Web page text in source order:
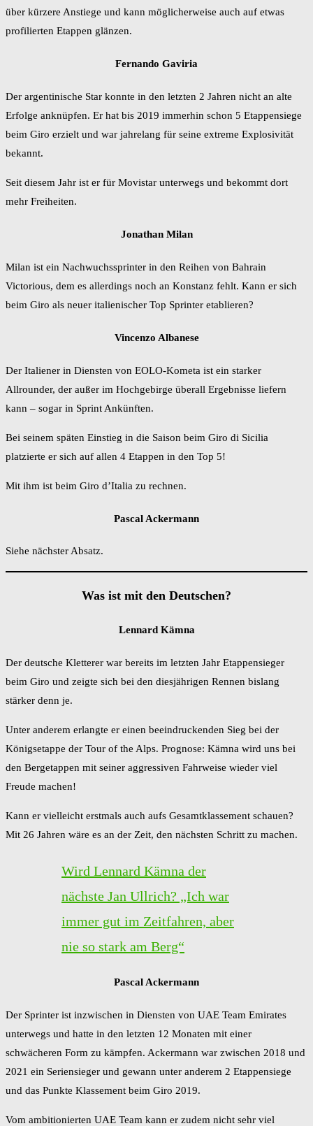
über kürzere Anstiege und kann möglicherweise auch auf etwas
profilierten Etappen glänzen.
Fernando Gaviria
Der argentinische Star konnte in den letzten 2 Jahren nicht an alte
Erfolge anknüpfen. Er hat bis 2019 immerhin schon 5 Etappensiege
beim Giro erzielt und war jahrelang für seine extreme Explosivität
bekannt.
Seit diesem Jahr ist er für Movistar unterwegs und bekommt dort
mehr Freiheiten.
Jonathan Milan
Milan ist ein Nachwuchssprinter in den Reihen von Bahrain
Victorious, dem es allerdings noch an Konstanz fehlt. Kann er sich
beim Giro als neuer italienischer Top Sprinter etablieren?
Vincenzo Albanese
Der Italiener in Diensten von EOLO-Kometa ist ein starker
Allrounder, der außer im Hochgebirge überall Ergebnisse liefern
kann – sogar in Sprint Ankünften.
Bei seinem späten Einstieg in die Saison beim Giro di Sicilia
platzierte er sich auf allen 4 Etappen in den Top 5!
Mit ihm ist beim Giro d’Italia zu rechnen.
Pascal Ackermann
Siehe nächster Absatz.
Was ist mit den Deutschen?
Lennard Kämna
Der deutsche Kletterer war bereits im letzten Jahr Etappensieger
beim Giro und zeigte sich bei den diesjährigen Rennen bislang
stärker denn je.
Unter anderem erlangte er einen beeindruckenden Sieg bei der
Königsetappe der Tour of the Alps. Prognose: Kämna wird uns bei
den Bergetappen mit seiner aggressiven Fahrweise wieder viel
Freude machen!
Kann er vielleicht erstmals auch aufs Gesamtklassement schauen?
Mit 26 Jahren wäre es an der Zeit, den nächsten Schritt zu machen.
Wird Lennard Kämna der
nächste Jan Ullrich? „Ich war
immer gut im Zeitfahren, aber
nie so stark am Berg“
Pascal Ackermann
Der Sprinter ist inzwischen in Diensten von UAE Team Emirates
unterwegs und hatte in den letzten 12 Monaten mit einer
schwächeren Form zu kämpfen. Ackermann war zwischen 2018 und
2021 ein Seriensieger und gewann unter anderem 2 Etappensiege
und das Punkte Klassement beim Giro 2019.
Vom ambitionierten UAE Team kann er zudem nicht sehr viel